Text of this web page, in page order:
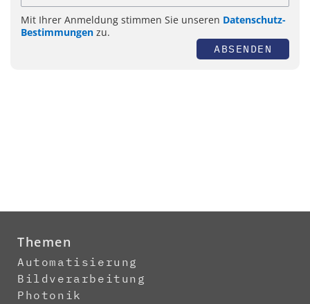
Mit Ihrer Anmeldung stimmen Sie unseren Datenschutz-
Bestimmungen zu.
ABSENDEN
Themen
Automatisierung
Bildverarbeitung
Photonik